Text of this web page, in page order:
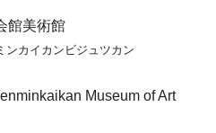
館美術館
ンカイカンビジュツカン
Museum of Art